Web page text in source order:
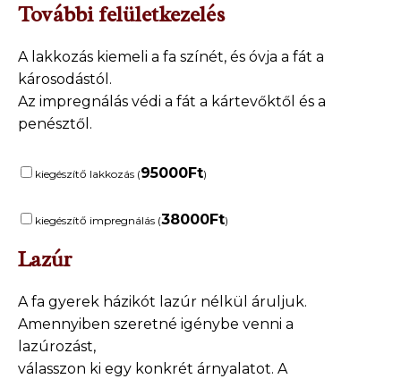
További felületkezelés
A lakkozás kiemeli a fa színét, és óvja a fát a
károsodástól.
Az impregnálás védi a fát a kártevőktől és a
penésztől.
kiegészítő lakkozás (95000Ft)
kiegészítő impregnálás (38000Ft)
Lazúr
A fa gyerek házikót lazúr nélkül áruljuk.
Amennyiben szeretné igénybe venni a
lazúrozást,
válasszon ki egy konkrét árnyalatot. A